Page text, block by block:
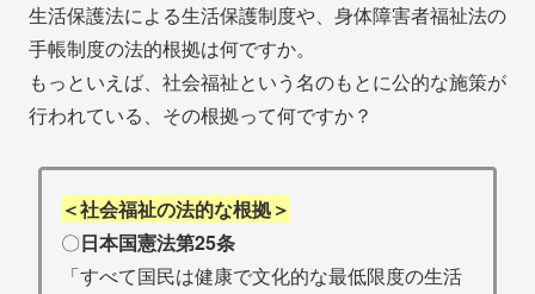
生活保護法による生活保護制度や、身体障害者福祉法の
手帳制度の法的根拠は何ですか。
もっといえば、社会福祉という名のもとに公的な施策が
行われている、その根拠って何ですか？
＜社会福祉の法的な根拠＞
〇日本国憲法第25条
「すべて国民は健康で文化的な最低限度の生活